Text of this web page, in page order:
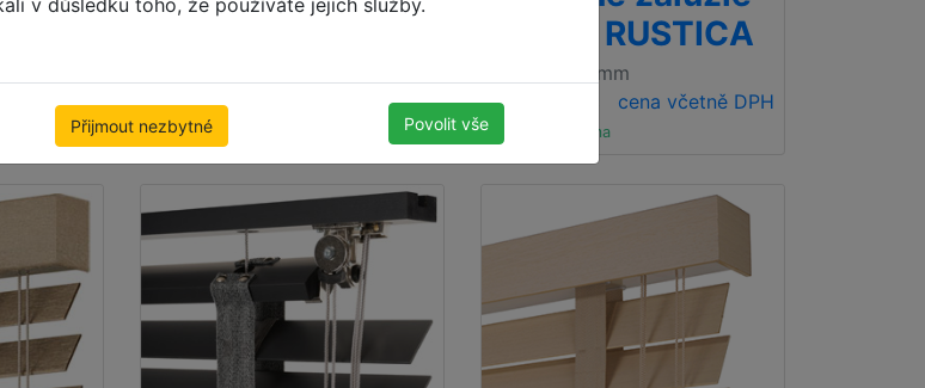
Přijmout nezbytné Povolit vše
DPH
2,439.22 Kč
cena včetně DPH
Doprava zdarma
35mm RUSTICA
500 x 1000mm
2,369.64 Kč
cena včetně DPH
Doprava zdarma